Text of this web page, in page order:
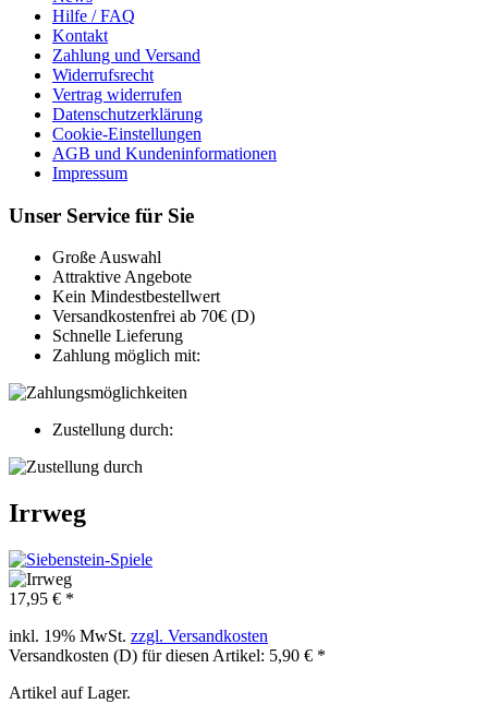
Hilfe / FAQ
Kontakt
Zahlung und Versand
Widerrufsrecht
Vertrag widerrufen
Datenschutzerklärung
Cookie-Einstellungen
AGB und Kundeninformationen
Impressum
Unser Service für Sie
Große Auswahl
Attraktive Angebote
Kein Mindestbestellwert
Versandkostenfrei ab 70€ (D)
Schnelle Lieferung
Zahlung möglich mit:
Zustellung durch:
Irrweg
17,95 € *
inkl. 19% MwSt. zzgl. Versandkosten
Versandkosten (D) für diesen Artikel: 5,90 € *
Artikel auf Lager.